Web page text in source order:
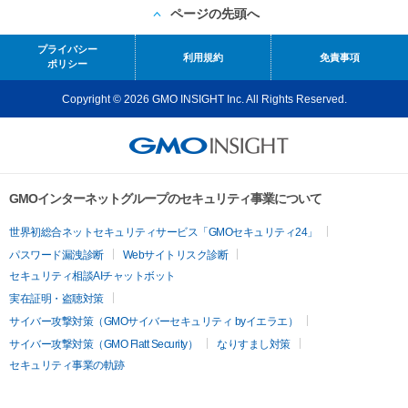
ページの先頭へ
プライバシー
ポリシー
利用規約 免責事項
Copyright © 2026 GMO INSIGHT Inc. All Rights Reserved.
GMOインターネットグループのセキュリティ事業について
世界初総合ネットセキュリティサービス「GMOセキュリティ24」
パスワード漏洩診断
Webサイトリスク診断
セキュリティ相談AIチャットボット
実在証明・盗聴対策
サイバー攻撃対策（GMOサイバーセキュリティ byイエラエ）
サイバー攻撃対策（GMO Flatt Security）
なりすまし対策
セキュリティ事業の軌跡